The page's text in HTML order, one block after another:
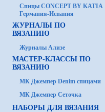
Спицы CONCEPT BY KATIA
Германия-Испания
ЖУРНАЛЫ ПО
ВЯЗАНИЮ
Журналы Ализе
МАСТЕР-КЛАССЫ ПО
ВЯЗАНИЮ
МК Джемпер Denim спицами
МК Джемпер Сеточка
НАБОРЫ ДЛЯ ВЯЗАНИЯ